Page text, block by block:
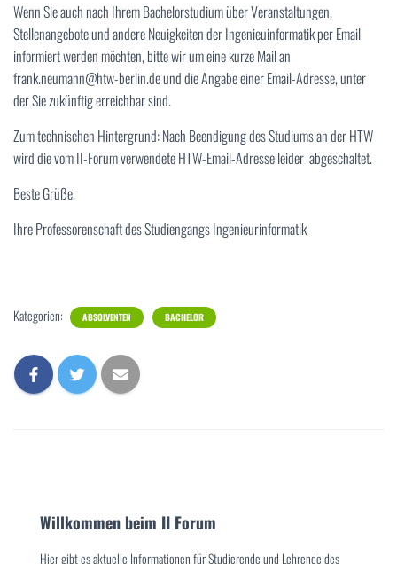
Wenn Sie auch nach Ihrem Bachelorstudium über Veranstaltungen,
Stellenangebote und andere Neuigkeiten der Ingenieuinformatik per Email
informiert werden möchten, bitte wir um eine kurze Mail an
frank.neumann@htw-berlin.de und die Angabe einer Email-Adresse, unter
der Sie zukünftig erreichbar sind.
Zum technischen Hintergrund: Nach Beendigung des Studiums an der HTW
wird die vom II-Forum verwendete HTW-Email-Adresse leider abgeschaltet.
Beste Grüße,
Ihre Professorenschaft des Studiengangs Ingenieurinformatik
Kategorien: ABSOLVENTEN BACHELOR
Willkommen beim II Forum
Hier gibt es aktuelle Informationen für Studierende und Lehrende des